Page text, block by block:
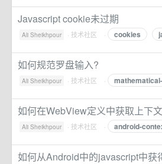
Javascript cookie未过期
Ali Sheikhpour · 技术社区 · cookies
如何规范罗盘输入?
Ali Sheikhpour · 技术社区 ·
如何在WebView定义中获取上下
Ali Sheikhpour · 技术社区 · android-
如何从Android中的javascript中获